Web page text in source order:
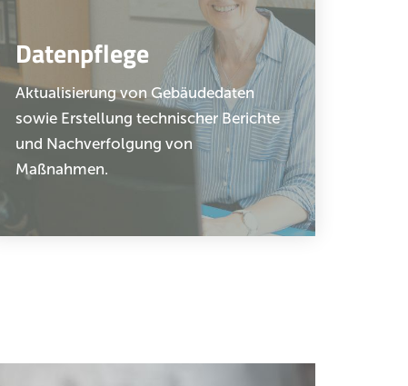
Datenpflege
Aktualisierung von Gebäudedaten
sowie Erstellung technischer Berichte
und Nachverfolgung von
Maßnahmen.